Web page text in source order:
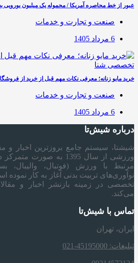
عبور از خط محاصره آمریکا / محموله یک میلیون یورویی
صنعت و تجارت و خدمات
6 مرداد 1405
خرید مایو زنانه؛ معرفی نکات مهم قبل از خرید از
صنعت و تجارت و خدمات
6 مرداد 1405
درباره شیش‌تا
شیشتا، سیستم جامع بروزترین اخبار و
ورزشی از سال 1395 به
مرتبط با ورزش (فوتبال، والیبال،
نوآوری‌های تربیت بدنی آغاز به کار نموده
تخصصی در زمینه بازنشر اخبار و
می‌کند.
تماس با شیش‌تا
ایران، تهران
تبلیغات: 45195000-021